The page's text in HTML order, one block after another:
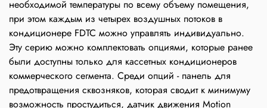
необходимой температуры по всему объему помещения,
при этом каждым из четырех воздушных потоков в
кондиционере FDTC можно управлять индивидуально.
Эту серию можно комплектовать опциями, которые ранее
были доступны только для кассетных кондиционеров
коммерческого сегмента. Среди опций - панель для
предотвращения сквозняков, которая сводит к минимуму
возможность простудиться, датчик движения Motion